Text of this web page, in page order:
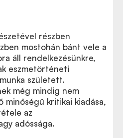
részben
mostohán bánt vele a
áll rendelkezésünkre,
eszmetörténeti
született.
még mindig nem
minőségű kritikai kiadása,
az
adóssága.